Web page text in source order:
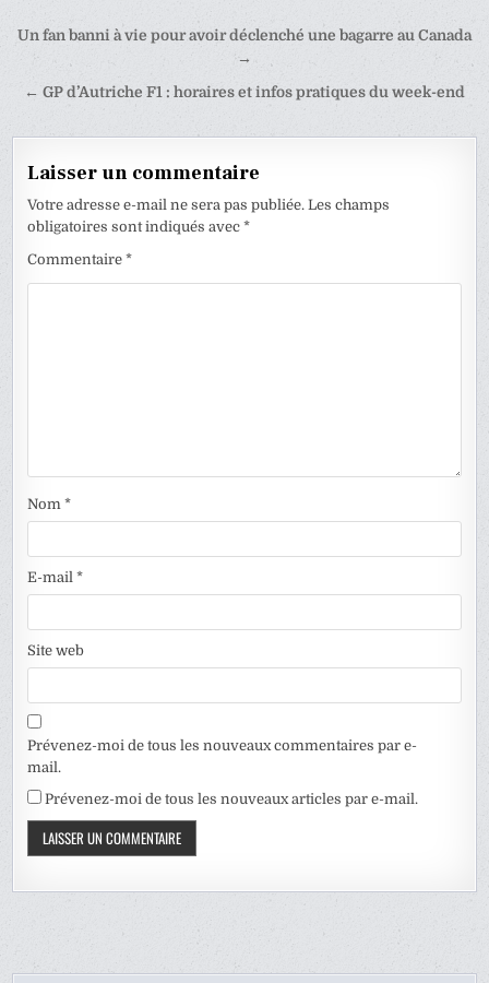
Navigation
l’article
Un fan banni à vie pour avoir déclenché une bagarre au Canada
→
← GP d’Autriche F1 : horaires et infos pratiques du week-end
Laisser un commentaire
Votre adresse e-mail ne sera pas publiée. Les champs
obligatoires sont indiqués avec*
Commentaire*
Nom*
E-mail*
Site web
Prévenez-moi de tous les nouveaux commentaires par e-
mail.
Prévenez-moi de tous les nouveaux articles par e-mail.